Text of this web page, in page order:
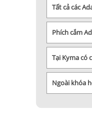
Tất cả các
Phích cắm
Tại Kyma có
Ngoài khóa